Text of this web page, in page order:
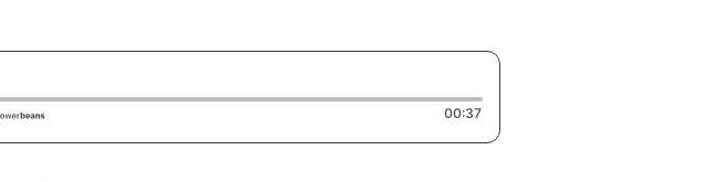
00:37Duration: 37 seconds